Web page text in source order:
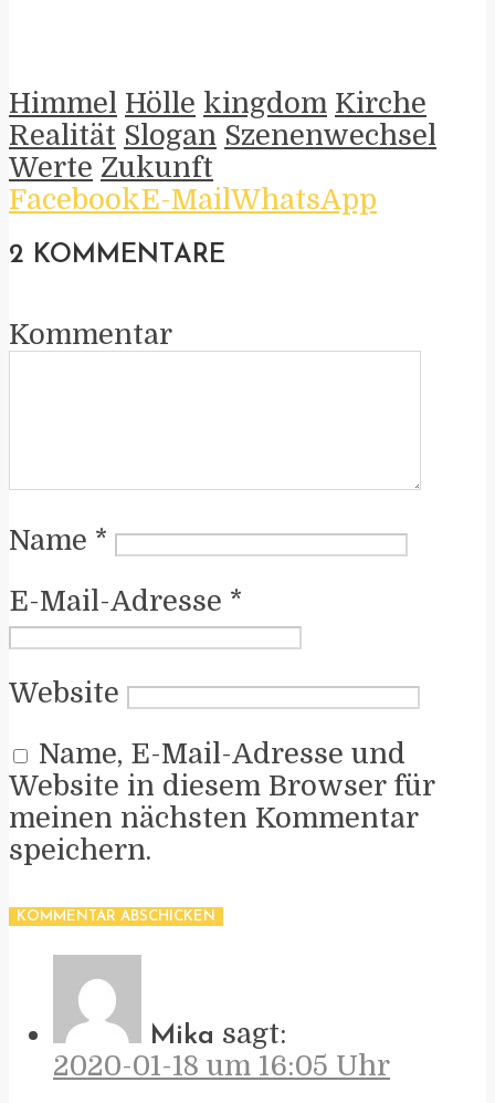
Himmel Hölle kingdom Kirche
Realität Slogan Szenenwechsel
Werte Zukunft
FacebookE-MailWhatsApp
2 KOMMENTARE
Kommentar
Name *
E-Mail-Adresse *
Website
Name, E-Mail-Adresse und
Website in diesem Browser für
meinen nächsten Kommentar
speichern.
Mika sagt:
2020-01-18 um 16:05 Uhr